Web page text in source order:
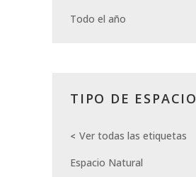
Todo el año
TIPO DE ESPACIO
Ver todas las etiquetas
Espacio Natural